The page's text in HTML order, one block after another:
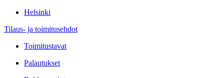
Helsinki
Tilaus- ja toimitusehdot
Toimitustavat
Palautukset